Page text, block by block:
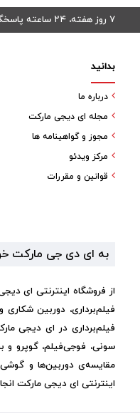
۷ روز هفته، ۲۴ ساعته پاسخگوی شما هستیم
بدانید
درباره ما
مجله ای دیجی مارکت
مجوز و گواهینامه ها
مرکز ویدئو
قوانین و مقررات
به ای دی جی مارکت
از فروشگاه اینترنتی ای
فیلم‌برداری، دوربین
فیلم‌برداری در ای دیجی
سونی، فوجی‌فیلم، گوپرو و
مقایسه‌ی دوربین‌ها و گوشی
اینترنتی ای دیجی مارکت